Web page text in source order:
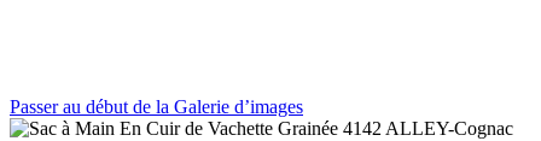
Passer au début de la Galerie d’images